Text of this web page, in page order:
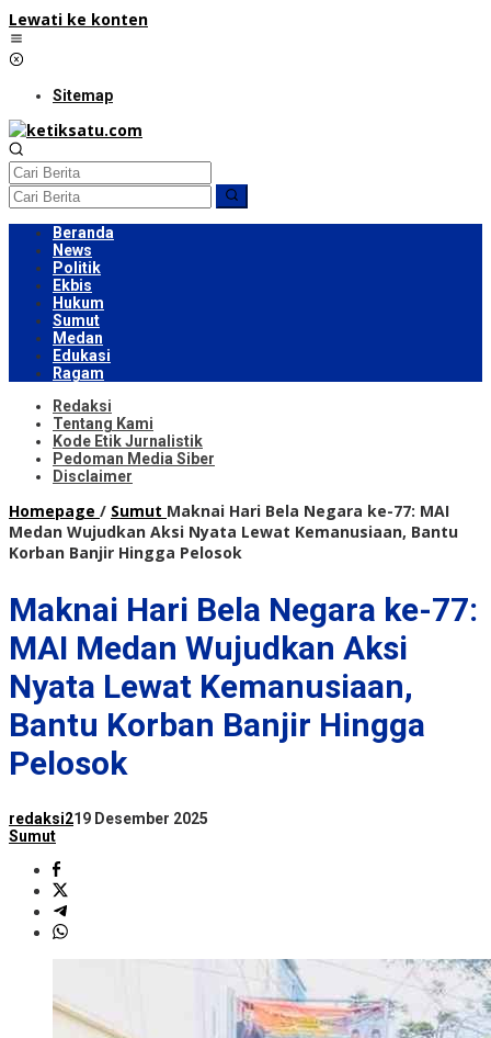
Lewati ke konten
Sitemap
Beranda
News
Politik
Ekbis
Hukum
Sumut
Medan
Edukasi
Ragam
Redaksi
Tentang Kami
Kode Etik Jurnalistik
Pedoman Media Siber
Disclaimer
Homepage / Sumut Maknai Hari Bela Negara ke-77: MAI
Medan Wujudkan Aksi Nyata Lewat Kemanusiaan, Bantu
Korban Banjir Hingga Pelosok
Maknai Hari Bela Negara ke-77:
MAI Medan Wujudkan Aksi
Nyata Lewat Kemanusiaan,
Bantu Korban Banjir Hingga
Pelosok
redaksi219 Desember 2025
Sumut